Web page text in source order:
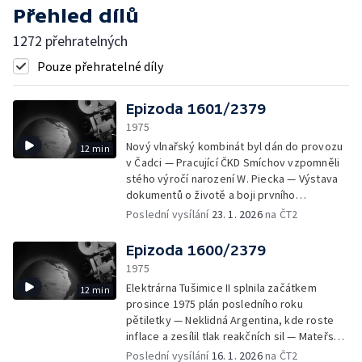
Přehled dílů
1272 přehratelných
Pouze přehratelné díly
12 min
Epizoda 1601/2379
1975
Nový vlnařský kombinát byl dán do provozu
v Čadci — Pracující ČKD Smíchov vzpomněli
stého výročí narození W. Piecka — Výstava
dokumentů o životě a boji prvního
prezidenta NDR — Redakčnímu kolektivu
Řád práce — Na Vysoké škole dopravní v
Žilině řeší problémy vysokých staveb
pomocí aerodynamického tunelu — Nový
způsob rentgenování v moskevském
Institutu pro klinickou a experimentální
chirurgii — Malí sdruženáři z TJ Naveta v
Jablonci n. Nisou jeli za sněhem do hor —
Sledování meteorologických podmínek na
Poslední vysílání 23. 1. 2026na ČT2
12 min
Epizoda 1600/2379
1975
Elektrárna Tušimice II splnila začátkem
prosince 1975 plán posledního roku
pětiletky — Neklidná Argentina, kde roste
inflace a zesílil tlak reakčních sil — Mateřská
škola Bystřec u Jablonného byla postavena
Poslední vysílání16. 1. 2026na ČT2